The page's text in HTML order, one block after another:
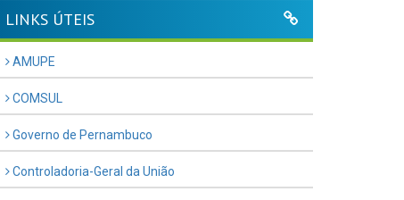
LINKS ÚTEIS
AMUPE
COMSUL
Governo de Pernambuco
Controladoria-Geral da União